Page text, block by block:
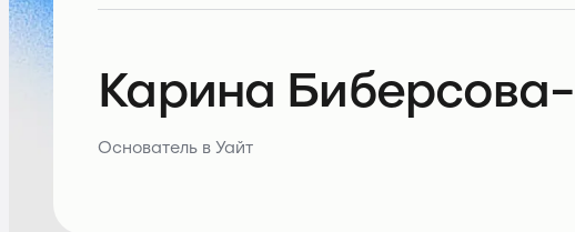
Карина
Основатель в Уайт